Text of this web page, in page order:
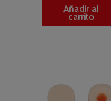
Añadir al
carrito